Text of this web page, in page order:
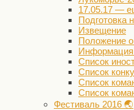
17.05.17 —
Подготовка
Извещение
Положение
Информация
Список
Список
Список
Список
Фестиваль 2016 🌏